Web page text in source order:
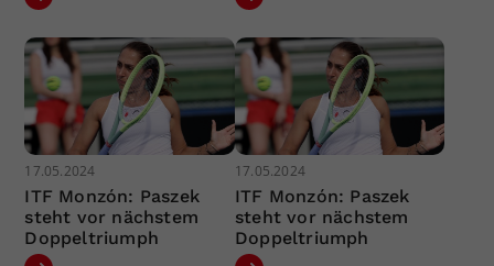
17.05.2024
ITF Monzón: Paszek
steht vor nächstem
Doppeltriumph
17.05.2024
ITF Monzón: Paszek
steht vor nächstem
Doppeltriumph